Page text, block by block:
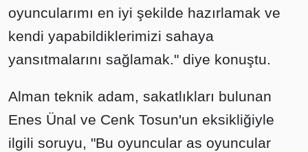
oyuncularımı en iyi şekilde hazırlamak ve
kendi yapabildiklerimizi sahaya
yansıtmalarını sağlamak." diye konuştu.
Alman teknik adam, sakatlıkları bulunan
Enes Ünal ve Cenk Tosun'un eksikliğiyle
ilgili soruyu, "Bu oyuncular as oyuncular